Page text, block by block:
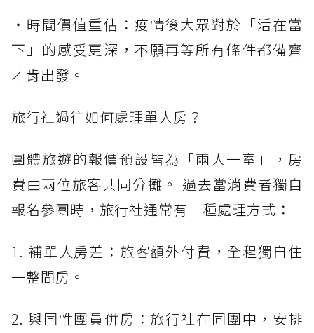
・時間價值重估：疫情後大眾對於「活在當
下」的感受更深，不願再等所有條件都備齊
才肯出發。
旅行社過往如何處理單人房？
團體旅遊的報價預設皆為「兩人一室」，房
費由兩位旅客共同分攤。 過去當消費者獨自
報名參團時，旅行社通常有三種處理方式：
1. 補單人房差：旅客額外付費，全程獨自住
一整間房。
2. 與同性團員併房：旅行社在同團中，安排